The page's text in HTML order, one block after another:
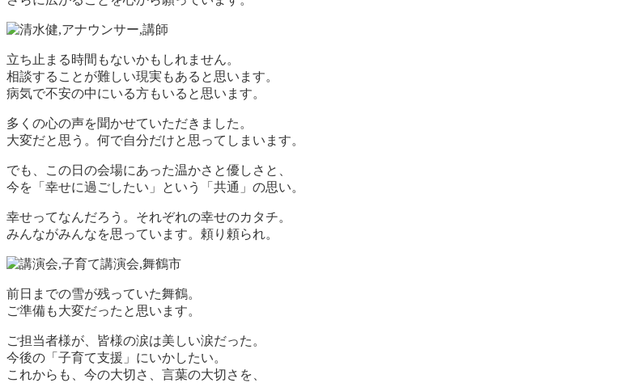
立ち止まる時間もないかもしれません。
相談することが難しい現実もあると思います。
病気で不安の中にいる方もいると思います。
多くの心の声を聞かせていただきました。
大変だと思う。何で自分だけと思ってしまいます。
でも、この日の会場にあった温かさと優しさと、
今を「幸せに過ごしたい」という「共通」の思い。
幸せってなんだろう。それぞれの幸せのカタチ。
みんながみんなを思っています。頼り頼られ。
前日までの雪が残っていた舞鶴。
ご準備も大変だったと思います。
ご担当者様が、皆様の涙は美しい涙だった。
今後の「子育て支援」にいかしたい。
これからも、今の大切さ、言葉の大切さを、